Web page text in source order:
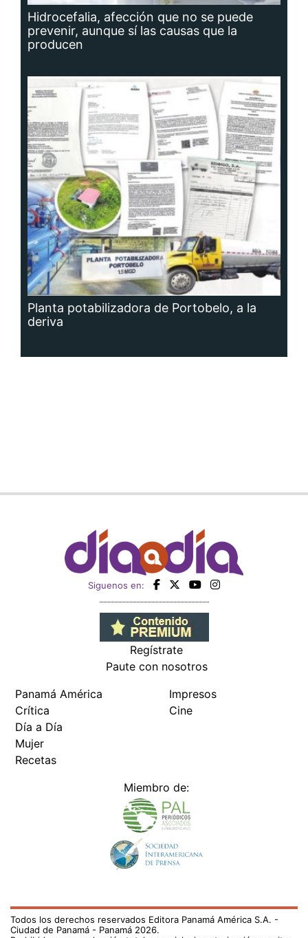
Hidrocefalia, afección que no se puede
prevenir, aunque sí las causas que la
producen
Planta potabilizadora de Portobelo, a la
deriva
Siguenos en:
Regístrate
Paute con nosotros
Panamá América
Crítica
Día a Día
Mujer
Recetas
Impresos
Cine
Miembro de:
Todos los derechos reservados Editora Panamá América S.A. -
Ciudad de Panamá - Panamá 2026.